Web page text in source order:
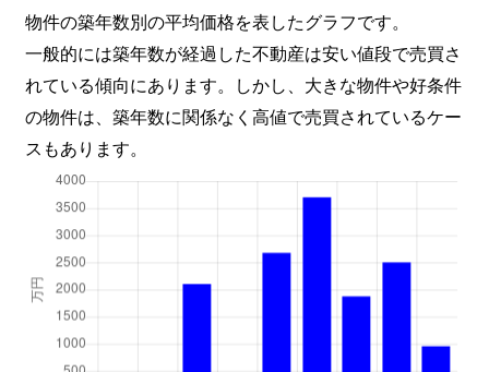
物件の築年数別の平均価格を表したグラフです。
一般的には築年数が経過した不動産は安い値段で売買さ
れている傾向にあります。しかし、大きな物件や好条件
の物件は、築年数に関係なく高値で売買されているケー
スもあります。